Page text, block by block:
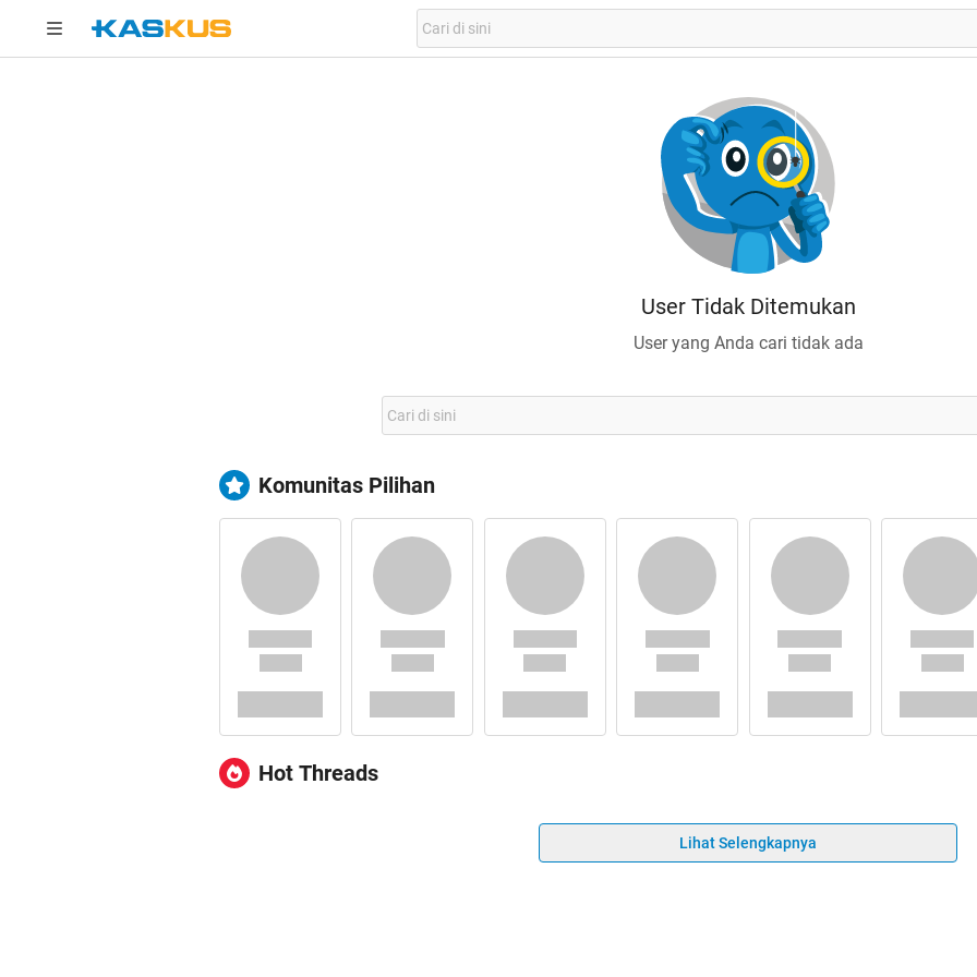
User Tidak Ditemukan
User yang Anda cari tidak ada
Komunitas Pilihan
Hot Threads
Lihat Selengkapnya